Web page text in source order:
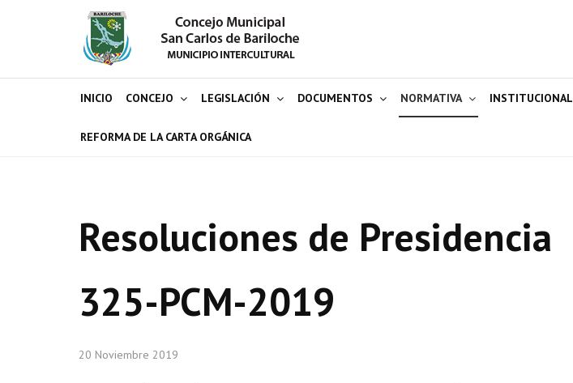
INICIO CONCEJO LEGISLACIÓN DOCUMENTOS NORMATIVA INSTITUCIONAL
REFORMA DE LA CARTA ORGÁNICA
Resoluciones de Presidencia
325-PCM-2019
20 Noviembre 2019